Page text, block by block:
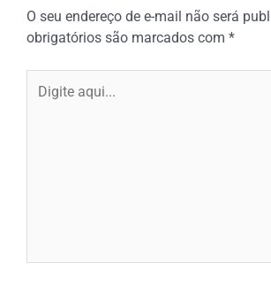
O seu endereço de e-mail não será
obrigatórios são marcados com *
aqui...